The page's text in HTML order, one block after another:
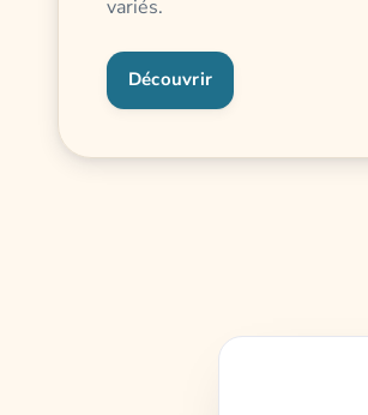
variés.
Découvrir